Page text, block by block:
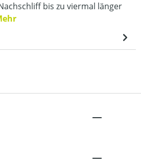
bis zu viermal länger